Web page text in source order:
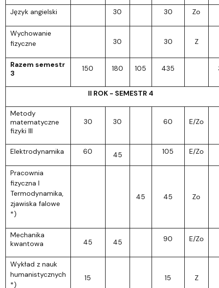
Język angielski 30 30 Zo
Wychowanie
fizyczne
30 30 Z
Razem semestr
3
150 180 105 435
II ROK - SEMESTR 4
Metody
matematyczne
fizyki III
30 30 60 E/Zo
Elektrodynamika 60 45 105 E/Zo
Pracownia
fizyczna I
Termodynamika,
zjawiska falowe
*)
45 45 Zo
Mechanika
kwantowa
45 45 90 E/Zo
Wykład z nauk
humanistycznych
*)
15 15 Z